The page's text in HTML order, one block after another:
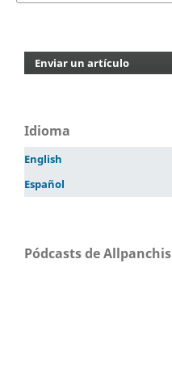
Enviar un artículo
Idioma
English
Español
Pódcasts de Allpanchis